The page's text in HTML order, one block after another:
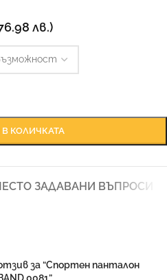
лв.)
КОЛИЧКАТА
ЗАДАВАНИ ВЪПРОСИ
за “Спортен панталон